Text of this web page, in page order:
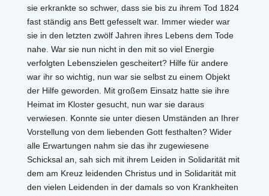
sie erkrankte so schwer, dass sie bis zu ihrem Tod 1824
fast ständig ans Bett gefesselt war. Immer wieder war
sie in den letzten zwölf Jahren ihres Lebens dem Tode
nahe. War sie nun nicht in den mit so viel Energie
verfolgten Lebenszielen gescheitert? Hilfe für andere
war ihr so wichtig, nun war sie selbst zu einem Objekt
der Hilfe geworden. Mit großem Einsatz hatte sie ihre
Heimat im Kloster gesucht, nun war sie daraus
verwiesen. Konnte sie unter diesen Umständen an Ihrer
Vorstellung von dem liebenden Gott festhalten? Wider
alle Erwartungen nahm sie das ihr zugewiesene
Schicksal an, sah sich mit ihrem Leiden in Solidarität mit
dem am Kreuz leidenden Christus und in Solidarität mit
den vielen Leidenden in der damals so von Krankheiten